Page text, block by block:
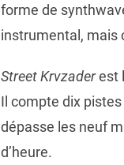
forme de
instrumental, mais
Street Krvzaderest
Il compte dix
dépasse les neuf
d’heure.